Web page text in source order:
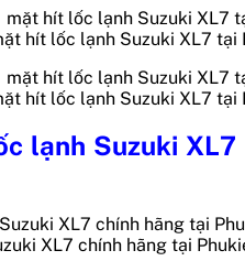
hít lốc lạnh Suzuki XL7 tại
hít lốc lạnh Suzuki XL7 tại
lạnh Suzuki XL7
XL7 chính hãng tại